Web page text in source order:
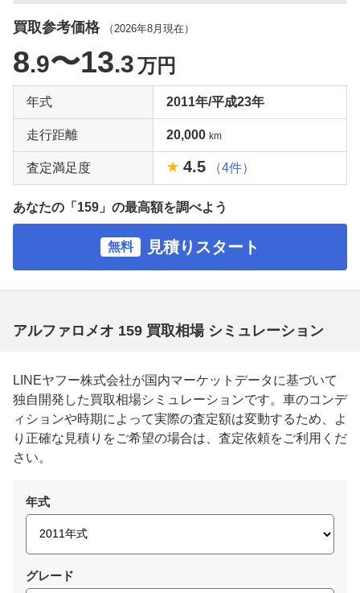
買取参考価格 （2026年8月 現在）
8.9〜13.3万円
年式 2011年/平成23年
走行距離 20,000 km
査定満足度 4.5 （4件）
あなたの「159」の最高額を調べよう
無料 見積りスタート
アルファロメオ 159 買取相場 シミュレーション
LINEヤフー株式会社が国内マーケットデータに基づいて
独自開発した買取相場シミュレーションです。車のコンデ
ィションや時期によって実際の査定額は変動するため、よ
り正確な見積りをご希望の場合は、査定依頼をご利用くだ
さい。
年式
グレード